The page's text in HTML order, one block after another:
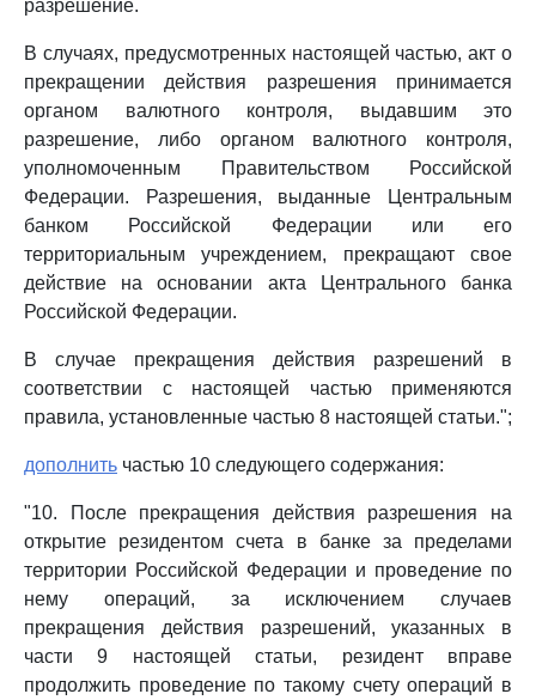
разрешение.
В случаях, предусмотренных настоящей частью, акт о
прекращении действия разрешения принимается
органом валютного контроля, выдавшим это
разрешение, либо органом валютного контроля,
уполномоченным Правительством Российской
Федерации. Разрешения, выданные Центральным
банком Российской Федерации или его
территориальным учреждением, прекращают свое
действие на основании акта Центрального банка
Российской Федерации.
В случае прекращения действия разрешений в
соответствии с настоящей частью применяются
правила, установленные частью 8 настоящей статьи.";
дополнить частью 10 следующего содержания:
"10. После прекращения действия разрешения на
открытие резидентом счета в банке за пределами
территории Российской Федерации и проведение по
нему операций, за исключением случаев
прекращения действия разрешений, указанных в
части 9 настоящей статьи, резидент вправе
продолжить проведение по такому счету операций в